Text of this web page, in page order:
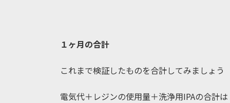
１ヶ月の合計
これまで検証したものを合計してみましょう
電気代＋レジンの使用量＋洗浄用IPAの合計